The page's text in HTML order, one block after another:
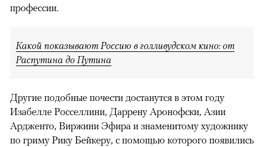
профессии.
Какой показывают Россию в голливудском кино: от
Распутина до Путина
Другие подобные почести достанутся в этом году
Изабелле Росселлини, Даррену Аронофски, Азии
Ардженто, Виржини Эфира и знаменитому художнику
по гриму Рику Бейкеру, с помощью которого появились